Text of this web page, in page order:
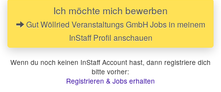
Ich möchte mich bewerben
Gut Wöllried Veranstaltungs GmbH Jobs in meinem
InStaff Profil anschauen
Wenn du noch keinen InStaff Account hast, dann registriere dich
bitte vorher:
Registrieren & Jobs erhalten